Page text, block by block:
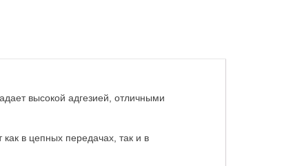
высокой адгезией, отличными
в цепных передачах, так и в